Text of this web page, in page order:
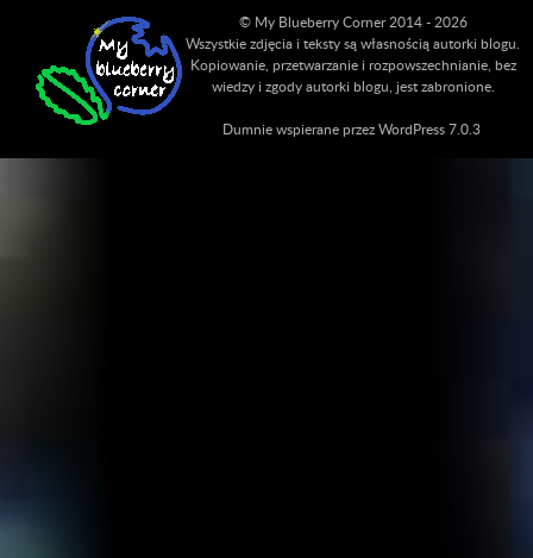
© My Blueberry Corner 2014 - 2026
Wszystkie zdjęcia i teksty są własnością autorki blogu.
Kopiowanie, przetwarzanie i rozpowszechnianie, bez
wiedzy i zgody autorki blogu, jest zabronione.
Dumnie wspierane przez WordPress 7.0.3